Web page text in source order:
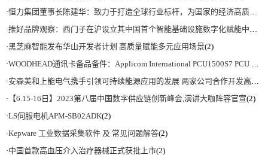
·恒力集团董事长陈建华：致力于打造全球行业标杆，为国家的经济高质量发展贡献更大力量|上海电气集团党委书记、董事长吴磊来访
·推好品牌观察：西门子在沪设立其中国首个智能基础设施数字化赋能中心
·黑芝麻智能发布华山开发者计划 高质量赋能多元应用场景(2)
·WOODHEAD通讯卡备品备件：Applicom International PCU1500S7 PCU 1500 S7 V4.5.0
·安森美和上能电气携手引领可持续能源应用的发展 两家公司合作开发高性能储能和太阳能组串式逆变器方案 以实现可持续的未来
· 【6.15-16日】2023第八届中国数字供应链创新峰会,演讲大咖阵容官宣(2)
·LS伺服电机APM-SB02ADK(2)
·Kepware 工业数据采集软件 及 常见问题解答(2)
·中国首款高血压介入治疗器械正式获批上市(2)